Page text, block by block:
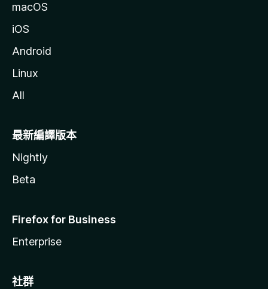
macOS
iOS
Android
Linux
All
最新編譯版本
Nightly
Beta
Firefox for Business
Enterprise
社群